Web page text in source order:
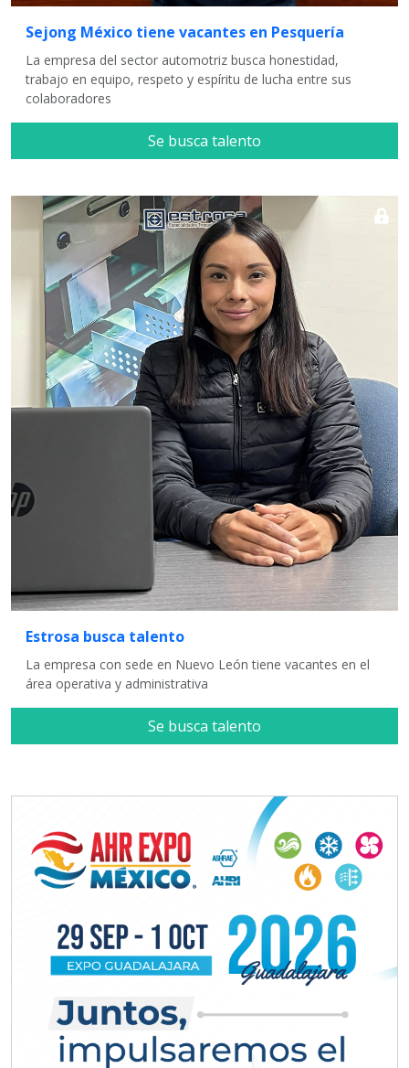
Sejong México tiene vacantes en Pesquería
La empresa del sector automotriz busca honestidad,
trabajo en equipo, respeto y espíritu de lucha entre sus
colaboradores
Se busca talento
Estrosa busca talento
La empresa con sede en Nuevo León tiene vacantes en el
área operativa y administrativa
Se busca talento